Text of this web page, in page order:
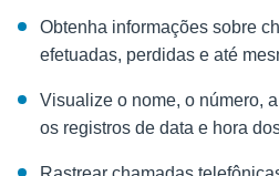
Obtenha informações sobre
efetuadas, perdidas e até
Visualize o nome, o número,
os registros de data e hora